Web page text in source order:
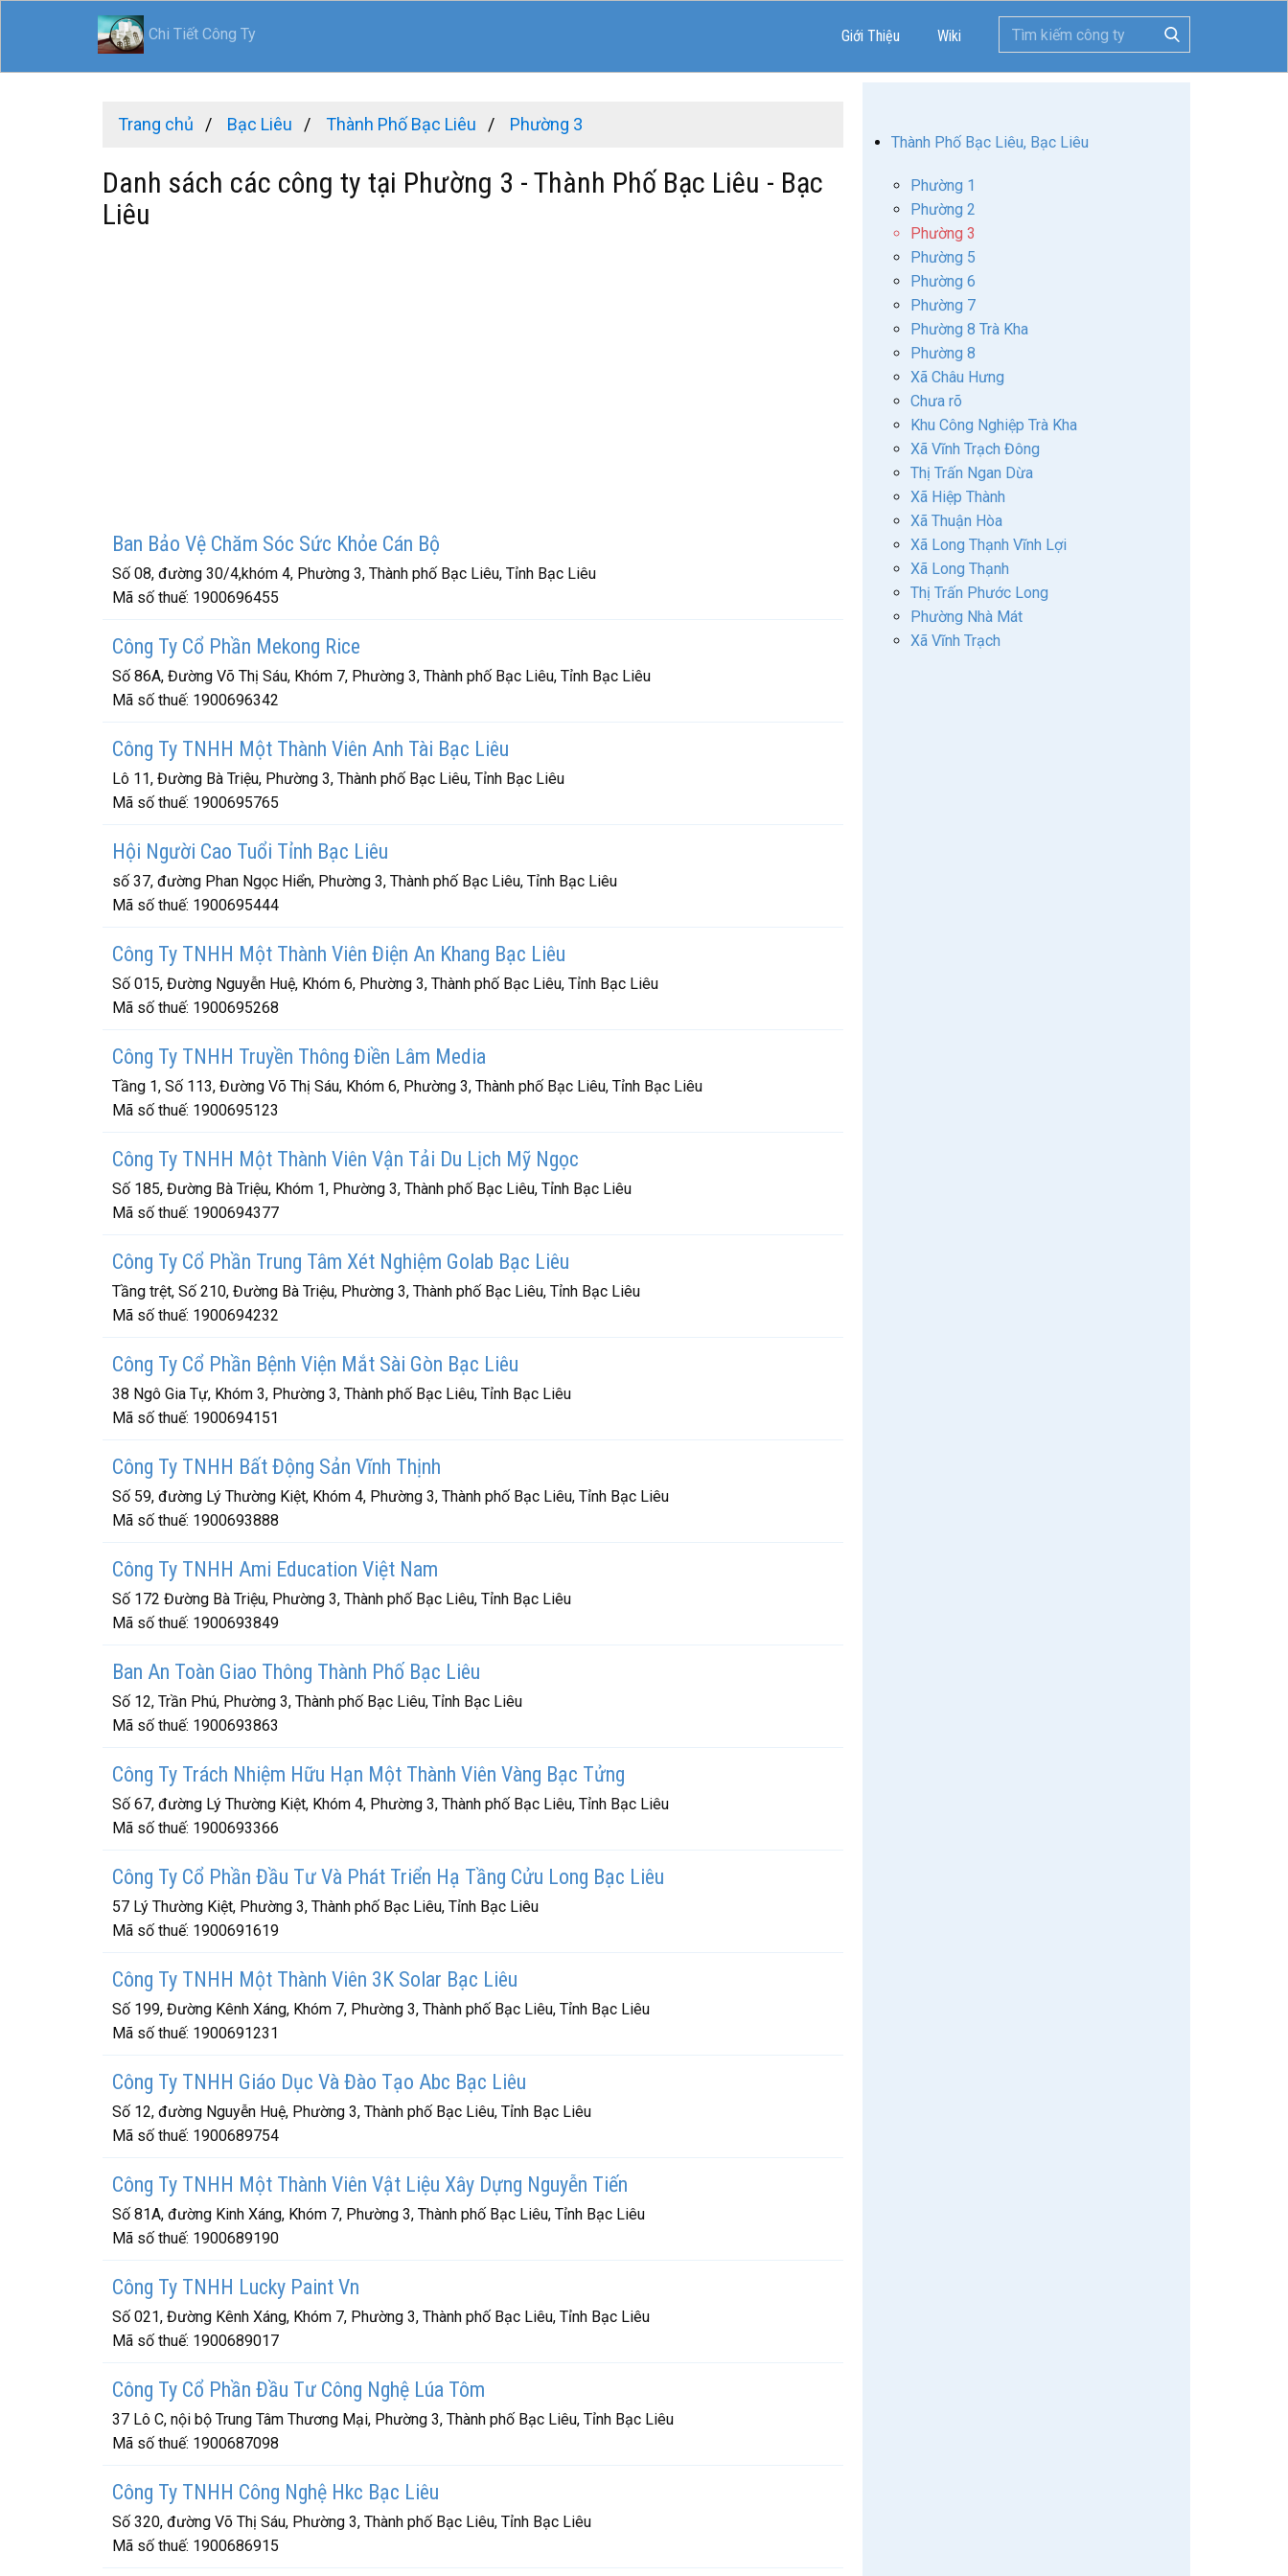
Chi Tiết Công Ty Giới Thiệu Wiki
Trang chủ Bạc Liêu Thành Phố Bạc Liêu Phường 3
Danh sách các công ty tại Phường 3 - Thành Phố Bạc Liêu - Bạc
Liêu
Ban Bảo Vệ Chăm Sóc Sức Khỏe Cán Bộ
Số 08, đường 30/4,khóm 4, Phường 3, Thành phố Bạc Liêu, Tỉnh Bạc Liêu
Mã số thuế: 1900696455
Công Ty Cổ Phần Mekong Rice
Số 86A, Đường Võ Thị Sáu, Khóm 7, Phường 3, Thành phố Bạc Liêu, Tỉnh Bạc Liêu
Mã số thuế: 1900696342
Công Ty TNHH Một Thành Viên Anh Tài Bạc Liêu
Lô 11, Đường Bà Triệu, Phường 3, Thành phố Bạc Liêu, Tỉnh Bạc Liêu
Mã số thuế: 1900695765
Hội Người Cao Tuổi Tỉnh Bạc Liêu
số 37, đường Phan Ngọc Hiển, Phường 3, Thành phố Bạc Liêu, Tỉnh Bạc Liêu
Mã số thuế: 1900695444
Công Ty TNHH Một Thành Viên Điện An Khang Bạc Liêu
Số 015, Đường Nguyễn Huệ, Khóm 6, Phường 3, Thành phố Bạc Liêu, Tỉnh Bạc Liêu
Mã số thuế: 1900695268
Công Ty TNHH Truyền Thông Điền Lâm Media
Tầng 1, Số 113, Đường Võ Thị Sáu, Khóm 6, Phường 3, Thành phố Bạc Liêu, Tỉnh Bạc Liêu
Mã số thuế: 1900695123
Công Ty TNHH Một Thành Viên Vận Tải Du Lịch Mỹ Ngọc
Số 185, Đường Bà Triệu, Khóm 1, Phường 3, Thành phố Bạc Liêu, Tỉnh Bạc Liêu
Mã số thuế: 1900694377
Công Ty Cổ Phần Trung Tâm Xét Nghiệm Golab Bạc Liêu
Tầng trệt, Số 210, Đường Bà Triệu, Phường 3, Thành phố Bạc Liêu, Tỉnh Bạc Liêu
Mã số thuế: 1900694232
Công Ty Cổ Phần Bệnh Viện Mắt Sài Gòn Bạc Liêu
38 Ngô Gia Tự, Khóm 3, Phường 3, Thành phố Bạc Liêu, Tỉnh Bạc Liêu
Mã số thuế: 1900694151
Công Ty TNHH Bất Động Sản Vĩnh Thịnh
Số 59, đường Lý Thường Kiệt, Khóm 4, Phường 3, Thành phố Bạc Liêu, Tỉnh Bạc Liêu
Mã số thuế: 1900693888
Công Ty TNHH Ami Education Việt Nam
Số 172 Đường Bà Triệu, Phường 3, Thành phố Bạc Liêu, Tỉnh Bạc Liêu
Mã số thuế: 1900693849
Ban An Toàn Giao Thông Thành Phố Bạc Liêu
Số 12, Trần Phú, Phường 3, Thành phố Bạc Liêu, Tỉnh Bạc Liêu
Mã số thuế: 1900693863
Công Ty Trách Nhiệm Hữu Hạn Một Thành Viên Vàng Bạc Tửng
Số 67, đường Lý Thường Kiệt, Khóm 4, Phường 3, Thành phố Bạc Liêu, Tỉnh Bạc Liêu
Mã số thuế: 1900693366
Công Ty Cổ Phần Đầu Tư Và Phát Triển Hạ Tầng Cửu Long Bạc Liêu
57 Lý Thường Kiệt, Phường 3, Thành phố Bạc Liêu, Tỉnh Bạc Liêu
Mã số thuế: 1900691619
Công Ty TNHH Một Thành Viên 3K Solar Bạc Liêu
Số 199, Đường Kênh Xáng, Khóm 7, Phường 3, Thành phố Bạc Liêu, Tỉnh Bạc Liêu
Mã số thuế: 1900691231
Công Ty TNHH Giáo Dục Và Đào Tạo Abc Bạc Liêu
Số 12, đường Nguyễn Huệ, Phường 3, Thành phố Bạc Liêu, Tỉnh Bạc Liêu
Mã số thuế: 1900689754
Công Ty TNHH Một Thành Viên Vật Liệu Xây Dựng Nguyễn Tiến
Số 81A, đường Kinh Xáng, Khóm 7, Phường 3, Thành phố Bạc Liêu, Tỉnh Bạc Liêu
Mã số thuế: 1900689190
Công Ty TNHH Lucky Paint Vn
Số 021, Đường Kênh Xáng, Khóm 7, Phường 3, Thành phố Bạc Liêu, Tỉnh Bạc Liêu
Mã số thuế: 1900689017
Công Ty Cổ Phần Đầu Tư Công Nghệ Lúa Tôm
37 Lô C, nội bộ Trung Tâm Thương Mại, Phường 3, Thành phố Bạc Liêu, Tỉnh Bạc Liêu
Mã số thuế: 1900687098
Công Ty TNHH Công Nghệ Hkc Bạc Liêu
Số 320, đường Võ Thị Sáu, Phường 3, Thành phố Bạc Liêu, Tỉnh Bạc Liêu
Mã số thuế: 1900686915
Thành Phố Bạc Liêu, Bạc Liêu
Phường 1
Phường 2
Phường 3
Phường 5
Phường 6
Phường 7
Phường 8 Trà Kha
Phường 8
Xã Châu Hưng
Chưa rõ
Khu Công Nghiệp Trà Kha
Xã Vĩnh Trạch Đông
Thị Trấn Ngan Dừa
Xã Hiệp Thành
Xã Thuận Hòa
Xã Long Thạnh Vĩnh Lợi
Xã Long Thạnh
Thị Trấn Phước Long
Phường Nhà Mát
Xã Vĩnh Trạch